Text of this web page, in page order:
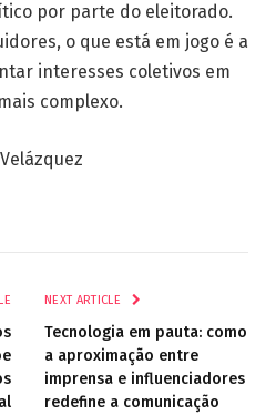
por parte do eleitorado.
o que está em jogo é a
interesses coletivos em
complexo.
NEXT ARTICLE
Tecnologia em pauta: como
a aproximação entre
imprensa e influenciadores
redefine a comunicação